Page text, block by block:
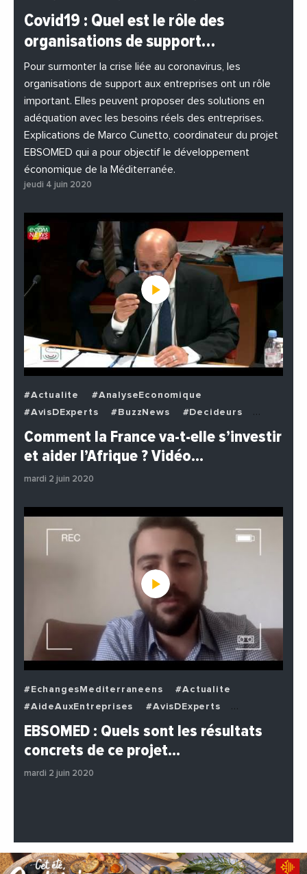
#BuzzNews
#Decideurs
#EchangesMediterraneens
#Economie
#EnDirectDe
#Entreprises
#Institutions
#PhotosEtVideos
Covid19 : Quel est le rôle des
organisations de support…
Pour surmonter la crise liée au coronavirus, les
organisations de support aux entreprises ont un rôle
important. Elles peuvent proposer des solutions en
adéquation avec les besoins réels des entreprises.
Explications de Marco Cunetto, coordinateur du projet
EBSOMED qui a pour objectif le développement
économique de la Méditerranée.
jeudi 4 juin 2020
#Actualite
#AnalyseEconomique
#AvisDExperts
#BuzzNews
#Decideurs
#EchangesMediterraneens
#Economie
#Politique
Comment la France va-t-elle s’investir
et aider l’Afrique ? Vidéo…
mardi 2 juin 2020
#EchangesMediterraneens
#Actualite
#AideAuxEntreprises
#AvisDExperts
#BuzzNews
#Decideurs
#Entreprises
#Institutions
EBSOMED : Quels sont les résultats
concrets de ce projet…
mardi 2 juin 2020